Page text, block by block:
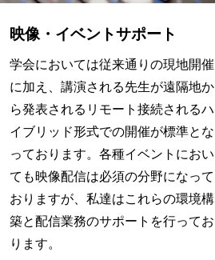
映像・イベントサポート
学会においては従来通りの現地開催
に加え、講演される先生が遠隔地か
ら発表されるリモート接続されるハ
イブリッド形式での開催が標準とな
っております。各種イベントにおい
ても映像配信は必須の分野になって
おりますが、私達はこれらの環境構
築と配信業務のサポートを行ってお
ります。